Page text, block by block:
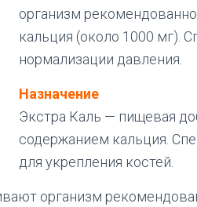
организм
кальция (около 1000 мг).
нормализации давления.
Назначение
Экстра Каль — пищевая
содержанием кальция.
для укрепления костей.
организм